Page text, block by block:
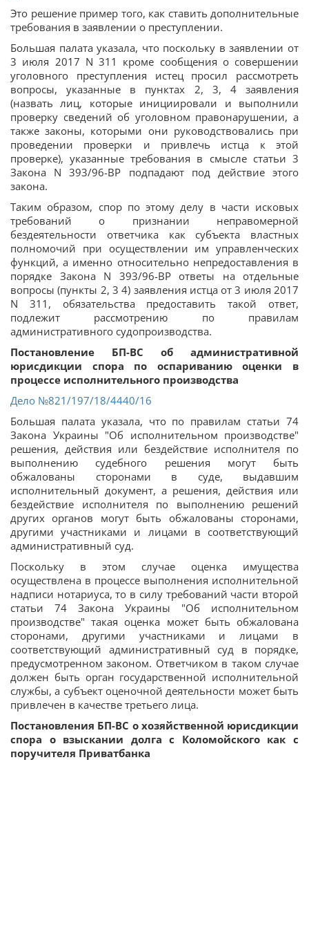
Это решение пример того, как ставить дополнительные
требования в заявлении о преступлении.
Большая палата указала, что поскольку в заявлении от
3 июля 2017 N 311 кроме сообщения о совершении
уголовного преступления истец просил рассмотреть
вопросы, указанные в пунктах 2, 3, 4 заявления
(назвать лиц, которые инициировали и выполнили
проверку сведений об уголовном правонарушении, а
также законы, которыми они руководствовались при
проведении проверки и привлечь истца к этой
проверке), указанные требования в смысле статьи 3
Закона N 393/96-ВР подпадают под действие этого
закона.
Таким образом, спор по этому делу в части исковых
требований о признании неправомерной
бездеятельности ответчика как субъекта властных
полномочий при осуществлении им управленческих
функций, а именно относительно непредоставления в
порядке Закона N 393/96-ВР ответы на отдельные
вопросы (пункты 2, 3 4) заявления истца от 3 июля 2017
N 311, обязательства предоставить такой ответ,
подлежит рассмотрению по правилам
административного судопроизводства.
Постановление БП-ВС об административной
юрисдикции спора по оспариванию оценки в
процессе исполнительного производства
Дело №821/197/18/4440/16
Большая палата указала, что по правилам статьи 74
Закона Украины "Об исполнительном производстве"
решения, действия или бездействие исполнителя по
выполнению судебного решения могут быть
обжалованы сторонами в суде, выдавшим
исполнительный документ, а решения, действия или
бездействие исполнителя по выполнению решений
других органов могут быть обжалованы сторонами,
другими участниками и лицами в соответствующий
административный суд.
Поскольку в этом случае оценка имущества
осуществлена в процессе выполнения исполнительной
надписи нотариуса, то в силу требований части второй
статьи 74 Закона Украины "Об исполнительном
производстве" такая оценка может быть обжалована
сторонами, другими участниками и лицами в
соответствующий административный суд в порядке,
предусмотренном законом. Ответчиком в таком случае
должен быть орган государственной исполнительной
службы, а субъект оценочной деятельности может быть
привлечен в качестве третьего лица.
Постановления БП-ВС о хозяйственной юрисдикции
спора о взыскании долга с Коломойского как с
поручителя Приватбанка